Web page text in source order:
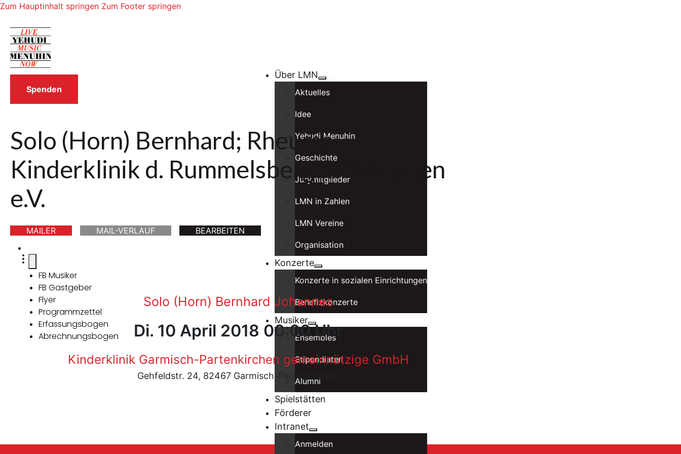
Zum Hauptinhalt springen Zum Footer springen
Über LMN
Aktuelles
Idee
Yehudi Menuhin
Geschichte
Jurymitglieder
LMN in Zahlen
LMN Vereine
Organisation
Konzerte
Konzerte in sozialen Einrichtungen
Benefizkonzerte
Musiker
Ensembles
Stipendiaten
Alumni
Spielstätten
Förderer
Intranet
Anmelden
Spenden
Solo (Horn) Bernhard; Rheuma-
Kinderklinik d. Rummelsberger Anstalten
e.V.
MAILER MAIL-VERLAUF BEARBEITEN
FB Musiker
FB Gastgeber
Flyer
Programmzettel
Erfassungsbogen
Abrechnungsbogen
Solo (Horn) Bernhard Johannes
Di. 10 April 2018 00:00 Uhr
Kinderklinik Garmisch-Partenkirchen gemeinnützige GmbH
Gehfeldstr. 24, 82467 Garmisch-Partenkirchen